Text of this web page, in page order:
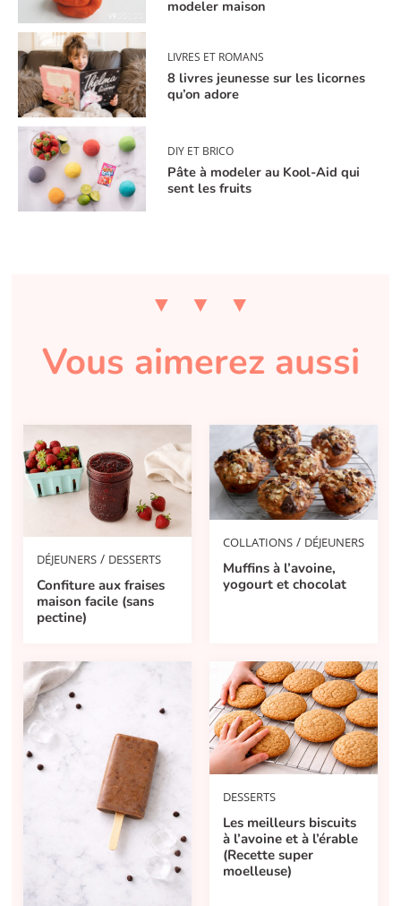
modeler maison
LIVRES ET ROMANS
8 livres jeunesse sur les licornes
qu’on adore
DIY ET BRICO
Pâte à modeler au Kool-Aid qui
sent les fruits
Vous aimerez aussi
DÉJEUNERS / DESSERTS
Confiture aux fraises
maison facile (sans
pectine)
COLLATIONS / DÉJEUNERS
Muffins à l’avoine,
yogourt et chocolat
DESSERTS
Les meilleurs biscuits
à l’avoine et à l’érable
(Recette super
moelleuse)